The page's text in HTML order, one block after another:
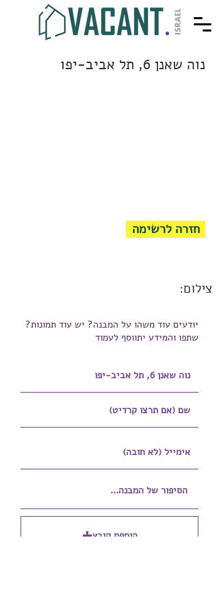
נוה שאנן 6, תל אביב-יפו
חזרה לרשימה
צילום:
יודעים עוד משהו על המבנה? יש עוד תמונות?
שתפו והמידע יתווסף לעמוד
הוספת קובץ